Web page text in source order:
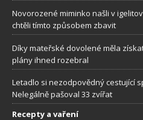
Novorozené miminko našli v
chtěli tímto způsobem zbavit
Díky mateřské dovolené měla
plány ihned rozebral
Letadlo si nezodpovědný cestující
Nelegálně pašoval 33 zvířat
Recepty a vaření